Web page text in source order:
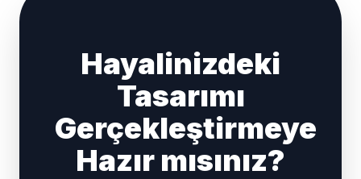
Hayalinizdeki
Tasarımı
Gerçekleştirmeye
Hazır mısınız?